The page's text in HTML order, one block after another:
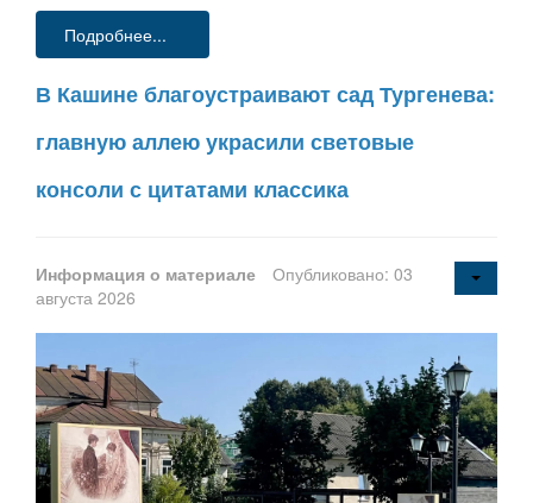
Подробнее...
В Кашине благоустраивают сад Тургенева:
главную аллею украсили световые
консоли с цитатами классика
Информация о материале
Опубликовано: 03
августа 2026